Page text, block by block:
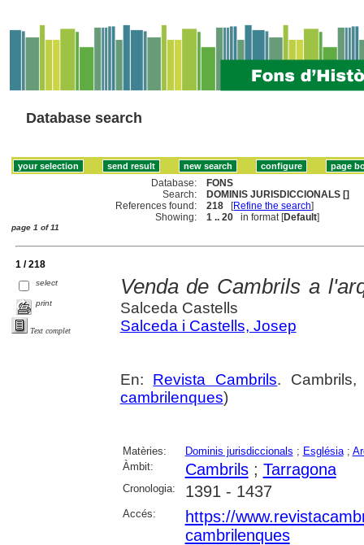
Database search
Database:
FONS
Search:
DOMINIS JURISDICCIONALS []
References found:
218 [Refine the search]
Showing:
1 .. 20 in format [Default]
page 1 of 11
1 / 218
select
print
Text complet
Venda de Cambrils a
Salceda Castells
Salceda i Castells, Josep
En: Revista Cambrils.
cambrilenques)
Matèries: Dominis jurisdiccionals ; Església;
Àmbit:
Cambrils; Tarragona
Cronologia: 1391 - 1437
Accés:
https://
cambrilenques